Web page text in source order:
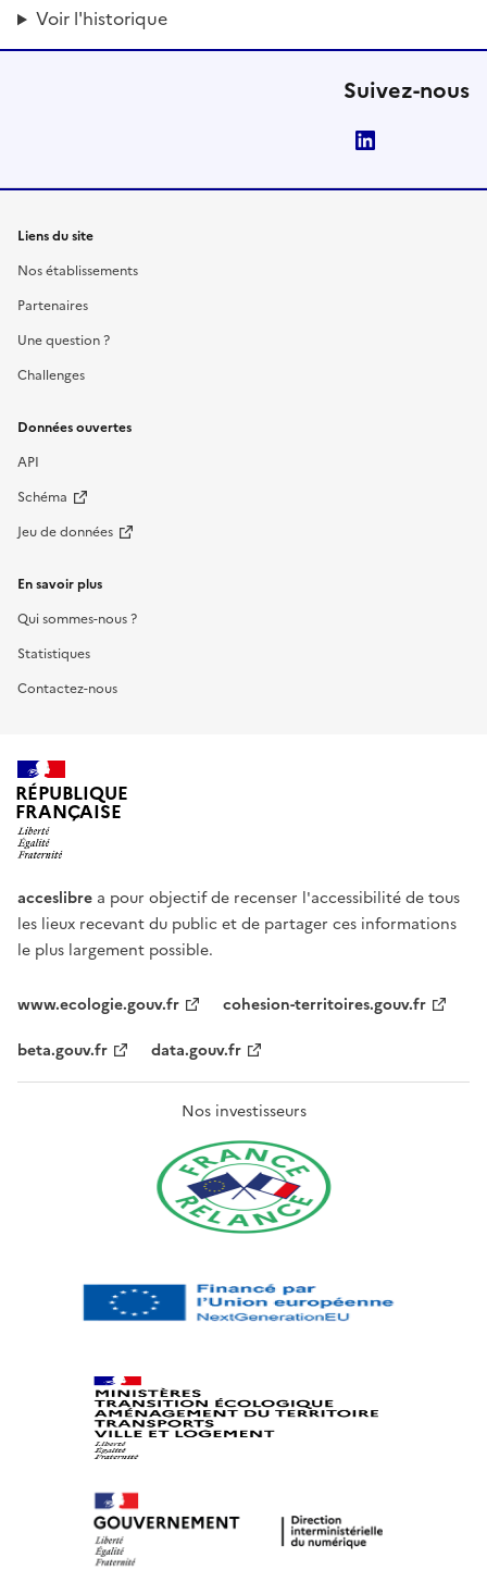
Voir l'historique
Suivez-nous
Liens du site
Nos établissements
Partenaires
Une question ?
Challenges
Données ouvertes
API
Schéma
Jeu de données
En savoir plus
Qui sommes-nous ?
Statistiques
Contactez-nous
RÉPUBLIQUE
FRANÇAISE
acceslibre a pour objectif de recenser l'accessibilité de tous
les lieux recevant du public et de partager ces informations
le plus largement possible.
www.ecologie.gouv.fr
cohesion-territoires.gouv.fr
beta.gouv.fr
data.gouv.fr
Nos investisseurs